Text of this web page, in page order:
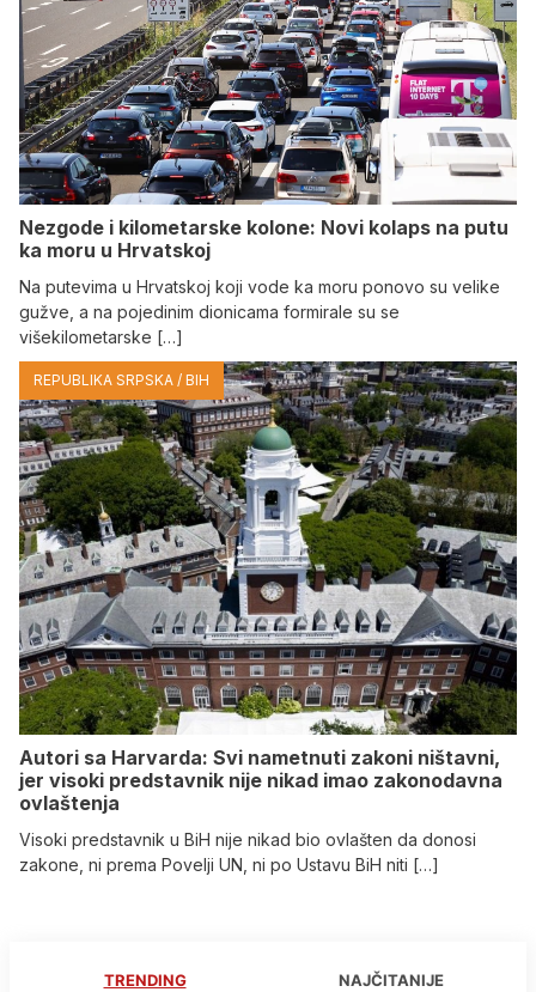
Nezgode i kilometarske kolone: Novi kolaps na putu
ka moru u Hrvatskoj
Na putevima u Hrvatskoj koji vode ka moru ponovo su velike
gužve, a na pojedinim dionicama formirale su se
višekilometarske […]
REPUBLIKA SRPSKA / BIH
Autori sa Harvarda: Svi nametnuti zakoni ništavni,
jer visoki predstavnik nije nikad imao zakonodavna
ovlaštenja
Visoki predstavnik u BiH nije nikad bio ovlašten da donosi
zakone, ni prema Povelji UN, ni po Ustavu BiH niti […]
TRENDING NAJČITANIJE